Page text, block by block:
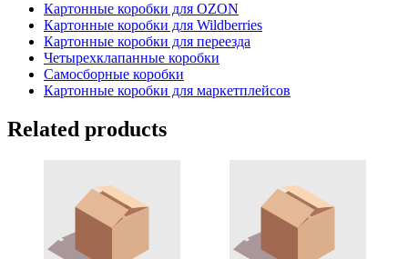
Картонные коробки для OZON
Картонные коробки для Wildberries
Картонные коробки для переезда
Четырехклапанные коробки
Самосборные коробки
Картонные коробки для маркетплейсов
Related products